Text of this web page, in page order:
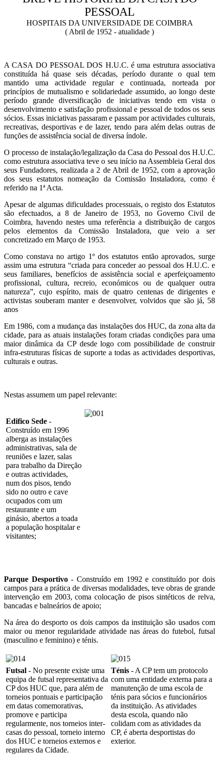
PESSOAL
HOSPITAIS DA UNIVERSIDADE DE COIMBRA
( Abril de 1952 - atualidade )
A CASA DO PESSOAL DOS H.U.C. é uma estrutura associativa
constituída há quase seis décadas, período durante o qual tem
mantido uma actividade regular e continuada, norteada por
princípios de mutualismo e solidariedade assumido, ao longo deste
período grande diversificação de iniciativas tendo em vista o
desenvolvimento e satisfação profissional e pessoal de todos os seus
sócios. Essas iniciativas passaram e passam por actividades culturais,
recreativas, desportivas e de lazer, tendo para além delas outras de
funções de assistência social de diversa índole.
O processo de instalação/legalização da Casa do Pessoal dos H.U.C.
como estrutura associativa teve o seu início na Assembleia Geral dos
seus Fundadores, realizada a 2 de Abril de 1952, com a aprovação
dos seus estatutos nomeação da Comissão Instaladora, como é
referido na 1ª Acta.
Apesar de algumas dificuldades processuais, o registo dos Estatutos
são efectuados, a 8 de Janeiro de 1953, no Governo Civil de
Coimbra, havendo nestes uma referência a distribuição de cargos
pelos elementos da Comissão Instaladora, que veio a ser
concretizado em Março de 1953.
Como constava no artigo 1º dos estatutos então aprovados, surge
assim uma estrutura “criada para conceder ao pessoal dos H.U.C. e
seus familiares, benefícios de assistência social e aperfeiçoamento
profissional, cultura, recreio, económicos ou de qualquer outra
natureza”, cujo espírito, mais de quatro centenas de dirigentes e
activistas souberam manter e desenvolver, volvidos que são já, 58
anos
Em 1986, com a mudança das instalações dos HUC, da zona alta da
cidade, para as atuais instalações foram criadas condições para uma
maior dinâmica da CP desde logo com possibilidade de construir
infra-estruturas físicas de suporte a todas as actividades desportivas,
culturais e outras.
Nestas assumem um papel relevante:
Edifico Sede -
Construído em 1996
alberga as instalações
administrativas, sala de
reuniões e lazer, salas
para trabalho da Direção
e outras actividades,
num dos pisos, tendo
sido no outro e cave
ocupados com um
restaurante e um
ginásio, abertos a toada
a população hospitalar e
visitantes;
Parque Desportivo- Construído em 1992 e constituído por dois
campos para a prática de diversas modalidades, teve obras de grande
intervenção em 2003, coma colocação de pisos sintéticos de relva,
bancadas e balneários de apoio;
Na área do desporto os dois campos da instituição são usados com
maior ou menor regularidade atividade nas áreas do futebol, futsal
(masculino e feminino) e ténis.
Futsal - No presente existe uma
equipa de futsal representativa da
CP dos HUC que, para além de
torneios pontuais e participação
em datas comemorativas,
promove e participa
regularmente, nos torneios inter-
casas do pessoal, torneio interno
dos HUC e torneios externos e
regulares da Cidade.
Ténis - A CP tem um protocolo
com uma entidade externa para a
manutenção de uma escola de
ténis para sócios e funcionários
da instituição. As atividades
desta escola, quando não
colidam com as atividades da
CP, é aberta desportistas do
exterior.